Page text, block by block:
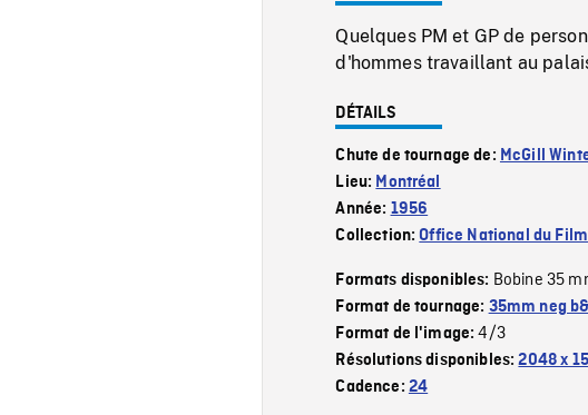
Quelques PM et GP de
d'hommes travaillant au
DÉTAILS
Chute de tournage de: McGill
Lieu: Montréal
Année: 1956
Collection:Office National du Film
Formats disponibles: Bobine 35
Format de tournage: 35mm neg
Format de l'image:4/3
Résolutions disponibles:2048 x
Cadence: 24